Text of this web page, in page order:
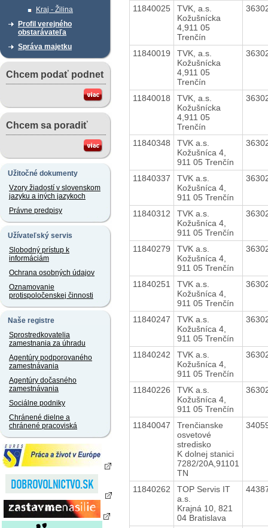
Kraj - Žilina
Profil verejného
obstarávateľa
Správa majetku
Chcem podať podnet
Chcem sa poradiť
Užitočné dokumenty
Vzory žiadostí v slovenskom
jazyku a iných jazykoch
Právne predpisy
Užívateľský servis
Slobodný prístup k
informáciám
Ochrana osobných údajov
Oznamovanie
protispoločenskej činnosti
Naše registre
Sprostredkovatelia
zamestnania za úhradu
Agentúry podporovaného
zamestnávania
Agentúry dočasného
zamestnávania
Sociálne podniky
Chránené dielne a
chránené pracoviská
11840025
TVK, a.s.
Kožušnícka
4,911 05
Trenčín
11840019
TVK, a.s.
Kožušnícka
4,911 05
Trenčín
11840018
TVK, a.s.
Kožušnícka
4,911 05
Trenčín
11840348
TVK a.s.
Kožušníca 4,
911 05 Trenčín
11840337
TVK a.s.
Kožušníca 4,
911 05 Trenčín
11840312
TVK a.s.
Kožušníca 4,
911 05 Trenčín
11840279
TVK a.s.
Kožušníca 4,
911 05 Trenčín
11840251
TVK a.s.
Kožušníca 4,
911 05 Trenčín
11840247
TVK a.s.
Kožušníca 4,
911 05 Trenčín
11840242
TVK a.s.
Kožušníca 4,
911 05 Trenčín
11840226
TVK a.s.
Kožušníca 4,
911 05 Trenčín
11840047
Trenčianske
osvetové
stredisko
K dolnej stanici
7282/20A,91101
TN
11840262
TOP Servis IT
a.s.
Krajná 10, 821
04 Bratislava